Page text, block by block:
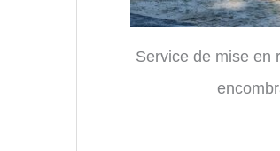
Service de mise en